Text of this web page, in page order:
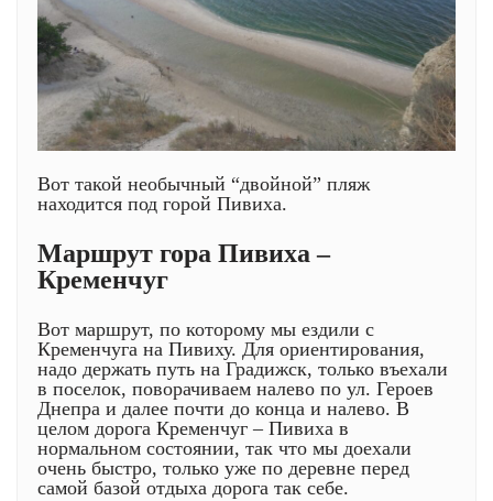
Вот такой необычный “двойной” пляж
находится под горой Пивиха.
Маршрут гора Пивиха –
Кременчуг
Вот маршрут, по которому мы ездили с
Кременчуга на Пивиху. Для ориентирования,
надо держать путь на Градижск, только въехали
в поселок, поворачиваем налево по ул. Героев
Днепра и далее почти до конца и налево. В
целом дорога Кременчуг – Пивиха в
нормальном состоянии, так что мы доехали
очень быстро, только уже по деревне перед
самой базой отдыха дорога так себе.